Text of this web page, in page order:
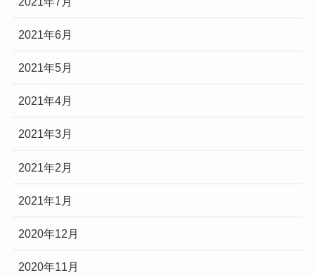
2021年6月
2021年5月
2021年4月
2021年3月
2021年2月
2021年1月
2020年12月
2020年11月